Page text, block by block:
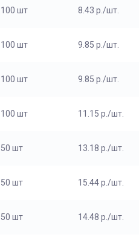
100 шт 8.43 р./шт.
100 шт 9.85 р./шт.
100 шт 9.85 р./шт.
100 шт 11.15 р./шт.
50 шт 13.18 р./шт.
50 шт 15.44 р./шт.
50 шт 14.48 р./шт.